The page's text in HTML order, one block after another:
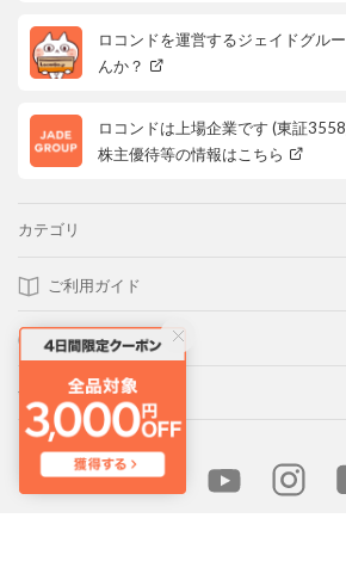
ロコンドを運営するジェイドグル
んか？
ロコンドは上場企業です (東証
株主優待等の情報はこちら
カテゴリ
ご利用ガイド
よくあるご質問
会社概要・規約